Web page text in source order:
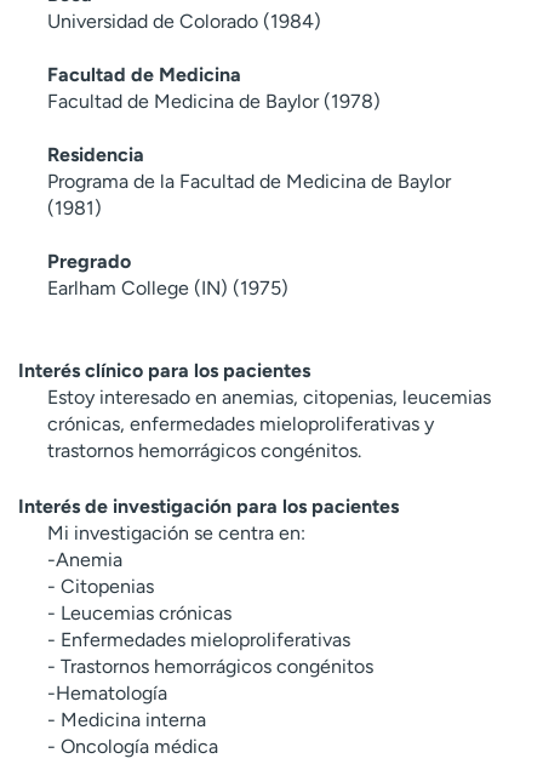
Universidad de Colorado (1984)
Facultad de Medicina
Facultad de Medicina de Baylor (1978)
Residencia
Programa de la Facultad de Medicina de Baylor
(1981)
Pregrado
Earlham College (IN) (1975)
Interés clínico para los pacientes
Estoy interesado en anemias, citopenias, leucemias
crónicas, enfermedades mieloproliferativas y
trastornos hemorrágicos congénitos.
Interés de investigación para los pacientes
Mi investigación se centra en:
-Anemia
- Citopenias
- Leucemias crónicas
- Enfermedades mieloproliferativas
- Trastornos hemorrágicos congénitos
-Hematología
- Medicina interna
- Oncología médica